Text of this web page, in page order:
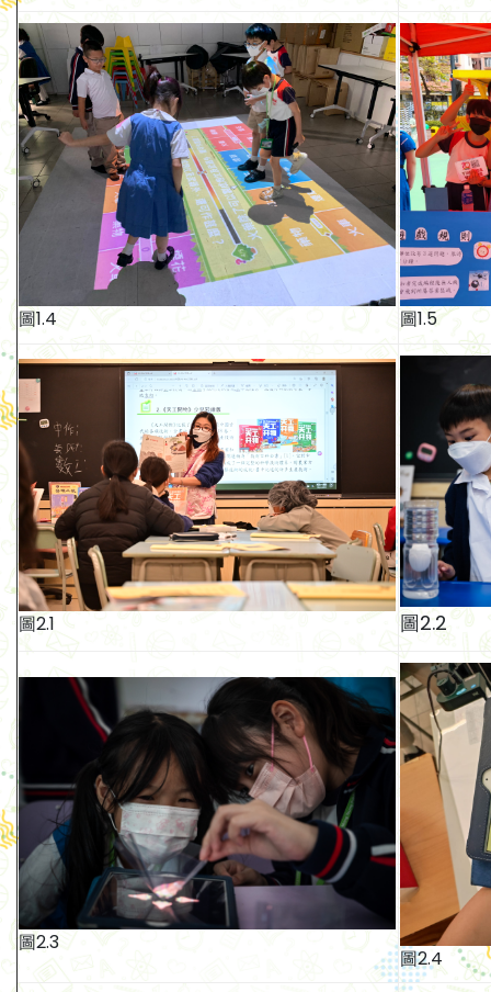
圖1.4 圖1.5
圖2.1 圖2.2
圖2.3
圖2.4